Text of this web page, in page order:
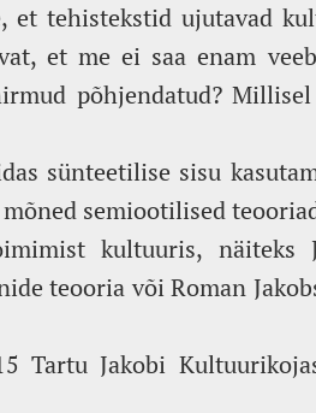
et tehistekstid ujutavad
et me ei saa enam
põhjendatud?
sünteetilise sisu
semiootilised
kultuuris,
teooria või Roman
Tartu Jakobi